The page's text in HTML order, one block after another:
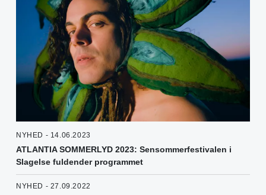
NYHED - 14.06.2023
ATLANTIA SOMMERLYD 2023: Sensommerfestivalen i
Slagelse fuldender programmet
NYHED - 27.09.2022